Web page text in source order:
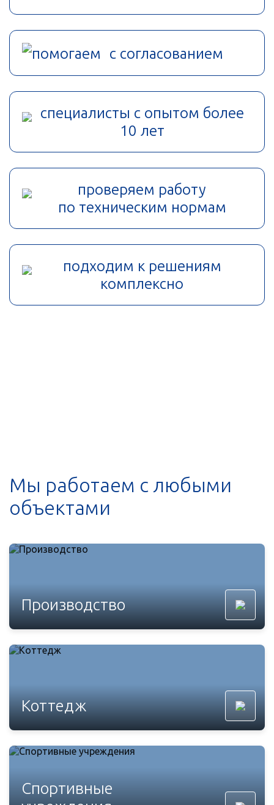
помогаем с согласованием
специалисты с опытом более
10 лет
проверяем работу
по техническим нормам
подходим к решениям
комплексно
Мы работаем с любыми
объектами
Производство
Коттедж
Спортивные